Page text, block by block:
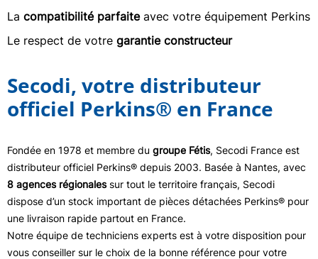
La compatibilité parfaiteavec votre équipement Perkins
Le respect de votre garantie constructeur
Secodi, votre distributeur
officiel Perkins® en France
Fondée en 1978 et membre du groupe Fétis, Secodi France est
distributeur officiel Perkins® depuis 2003. Basée à Nantes, avec
8 agences régionalessur tout le territoire français, Secodi
dispose d’un stock important de pièces détachées Perkins® pour
une livraison rapide partout en France.
Notre équipe de techniciens experts est à votre disposition pour
vous conseiller sur le choix de la bonne référence pour votre